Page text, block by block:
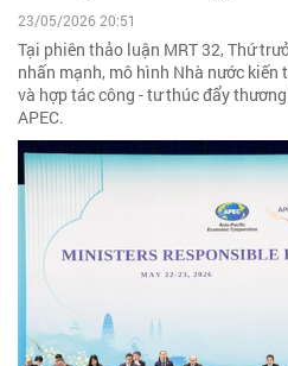
23/05/2026 20:51
Tại phiên thảo luận MRT 32, Thứ
nhấn mạnh, mô hình Nhà nước
và hợp tác công - tư thúc đẩy
APEC.